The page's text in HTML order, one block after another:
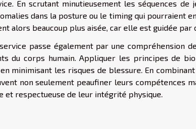
En scrutant minutieusement les séquences
dans la posture ou le timing qui pourraient
alors beaucoup plus aisée, car elle est guidée par
passe également par une compréhension
du corps humain. Appliquer les principes de
minimisant les risques de blessure. En
non seulement peaufiner leurs compétences
et respectueuse de leur intégrité physique.